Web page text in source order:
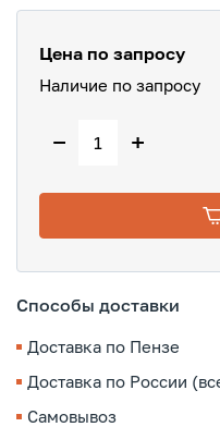
Цена по запросу
Наличие по запросу
− +
Способы доставки
Доставка по Пензе
Доставка по России
Самовывоз